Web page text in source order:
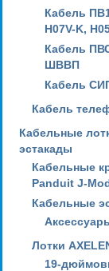
Кабель
H07V-K,
Кабель
ШВВП
Кабель
Кабель
Кабельные
эстакады
Кабельные
Panduit J-
Кабельные
Лотки
19-